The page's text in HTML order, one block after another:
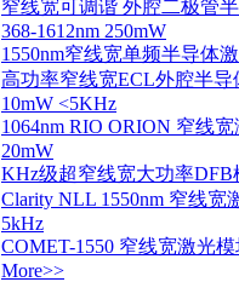
窄线宽可调谐 外腔二极管
368-1612nm 250mW
1550nm窄线宽单频半导体
高功率窄线宽ECL外腔半导
10mW <5KHz
1064nm RIO ORION 窄线
20mW
KHz级超窄线宽大功率DFB
Clarity NLL 1550nm 窄线宽
5kHz
COMET-1550 窄线宽激光
More>>